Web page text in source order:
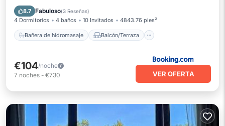
8.7 Fabuloso(3 Reseñas)
4 Dormitorios 4 baños 10 Invitados 4843.76 pies²
Bañera de hidromasaje Balcón/Terraza
Vistas
€104/noche
7 noches - €730 VER OFERTA